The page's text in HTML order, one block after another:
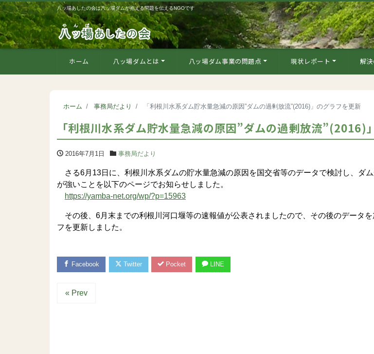
八ッ場あしたの会は八ッ場ダムが抱える問題を伝えるNGOです
ホーム 八ッ場ダムとは 八ッ場ダム事業の問題点 現状レポート 解
ホーム 事務局だより 「利根川水系ダム貯水量急減の原因”ダムの過剰放流”(2016)」のグラフを更新
「利根川水系ダム貯水量急減の原因”ダムの過剰放流”(2016)
2016年7月1日 事務局だより
さる6月13日に、利根川水系ダムの貯水量急減の原因を国交省等のデータで検討し、ダ
が強いことを以下のページでお知らせしました。
https://yamba-net.org/wp/?p=15963
その後、6月末までの利根川河口堰等の速報値が公表されましたので、その後のデータ
フを更新しました。
Facebook Twitter Pocket LINE
« Prev